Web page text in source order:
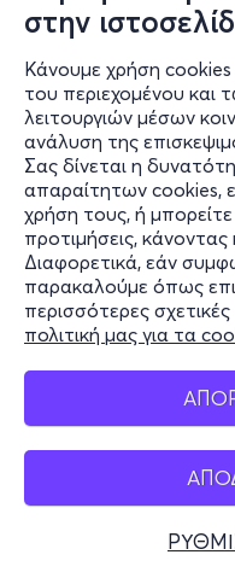
στην
Κάνουμε χρήση
του περιεχομένου και
λειτουργιών μέσων
ανάλυση της
Σας δίνεται η
απαραίτητων cookies,
χρήση τους, ή μπορείτε
προτιμήσεις, κάνοντας
Διαφορετικά, εάν
παρακαλούμε όπως
περισσότερες
πολιτική μας για τα